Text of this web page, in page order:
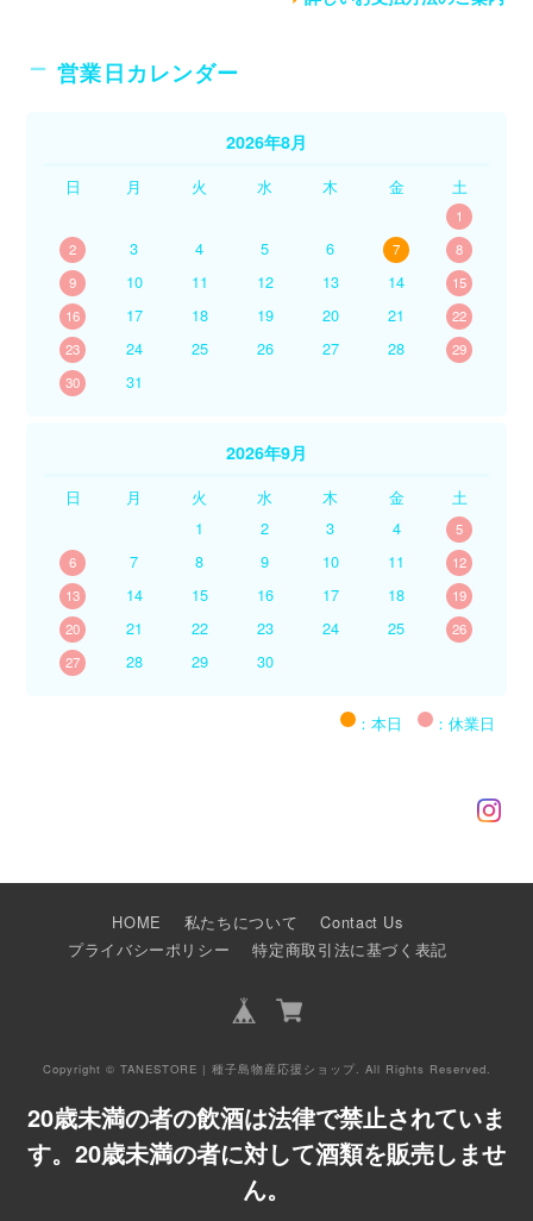
営業日カレンダー
2026年8月
日 月 火 水 木 金 土
1
2
3 4 5 6 7
8
9
10 11 12 13 14
15
16
17 18 19 20 21
22
23
24 25 26 27 28
29
30
31
2026年9月
日 月 火 水 木 金
土
1
2 3 4
5
6
7 8 9 10 11
12
13
14 15 16 17 18
19
20
21 22 23 24 25
26
27
28 29 30
：本日 ：休業日
HOME 私たちについて
Contact Us
プライバシーポリシー
特定商取引法に基づく表記
Copyright © TANESTORE | 種子島物産応援ショップ. All Rights Reserved.
20歳未満の者の飲酒は法律で禁止されていま
す。20歳未満の者に対して酒類を販売しませ
ん。